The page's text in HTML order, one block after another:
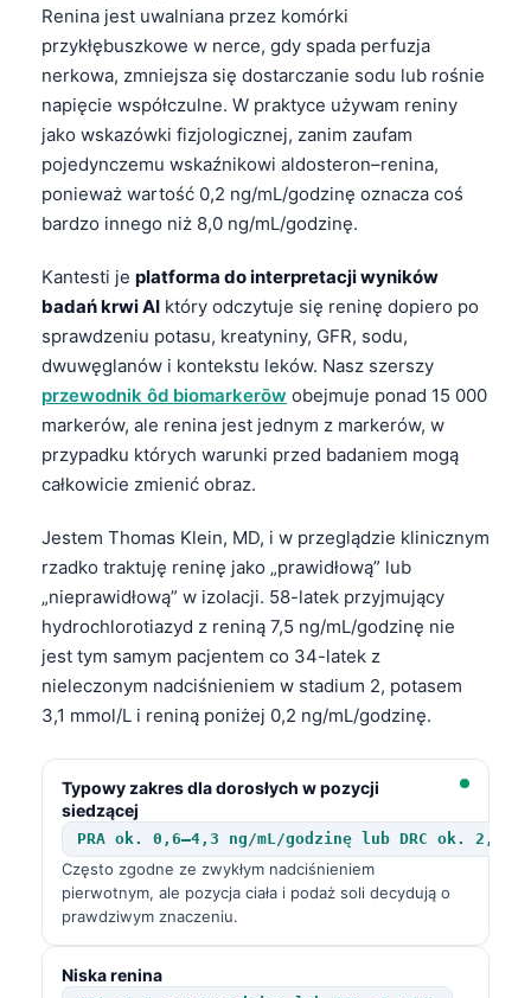
Renina jest uwalniana przez komórki
przykłębuszkowe w nerce, gdy spada perfuzja
nerkowa, zmniejsza się dostarczanie sodu lub rośnie
napięcie współczulne. W praktyce używam reniny
jako wskazówki fizjologicznej, zanim zaufam
pojedynczemu wskaźnikowi aldosteron–renina,
ponieważ wartość 0,2 ng/mL/godzinę oznacza coś
bardzo innego niż 8,0 ng/mL/godzinę.
Kantesti je platforma do interpretacji wyników
badań krwi AI który odczytuje się reninę dopiero po
sprawdzeniu potasu, kreatyniny, GFR, sodu,
dwuwęglanów i kontekstu leków. Nasz szerszy
przewodnik ôd biomarkerōw obejmuje ponad 15 000
markerów, ale renina jest jednym z markerów, w
przypadku których warunki przed badaniem mogą
całkowicie zmienić obraz.
Jestem Thomas Klein, MD, i w przeglądzie klinicznym
rzadko traktuję reninę jako „prawidłową” lub
„nieprawidłową” w izolacji. 58-latek przyjmujący
hydrochlorotiazyd z reniną 7,5 ng/mL/godzinę nie
jest tym samym pacjentem co 34-latek z
nieleczonym nadciśnieniem w stadium 2, potasem
3,1 mmol/L i reniną poniżej 0,2 ng/mL/godzinę.
Typowy zakres dla dorosłych w pozycji
siedzącej
PRA ok. 0,6–4,3 ng/mL/godzinę lub DRC ok.
Często zgodne ze zwykłym nadciśnieniem
pierwotnym, ale pozycja ciała i podaż soli decydują o
prawdziwym znaczeniu.
Niska renina